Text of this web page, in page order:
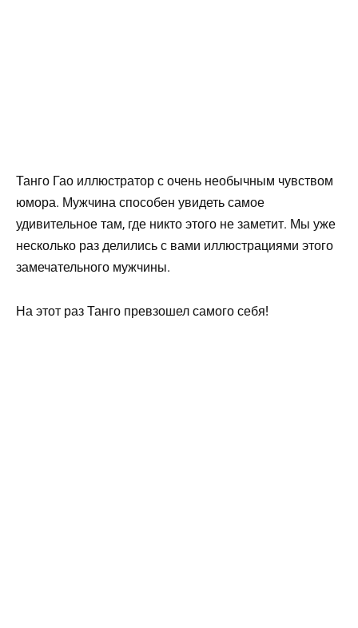
Танго Гао иллюстратор с очень необычным чувством
юмора. Мужчина способен увидеть самое
удивительное там, где никто этого не заметит. Мы уже
несколько раз делились с вами иллюстрациями этого
замечательного мужчины.
На этот раз Танго превзошел самого себя!